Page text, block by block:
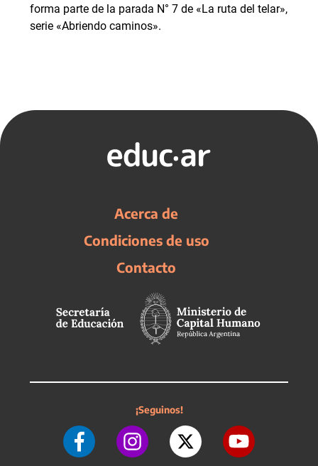
forma parte de la parada N° 7 de «La ruta del telar»,
serie «Abriendo caminos».
Acerca de
Condiciones de uso
Contacto
¡Seguinos!